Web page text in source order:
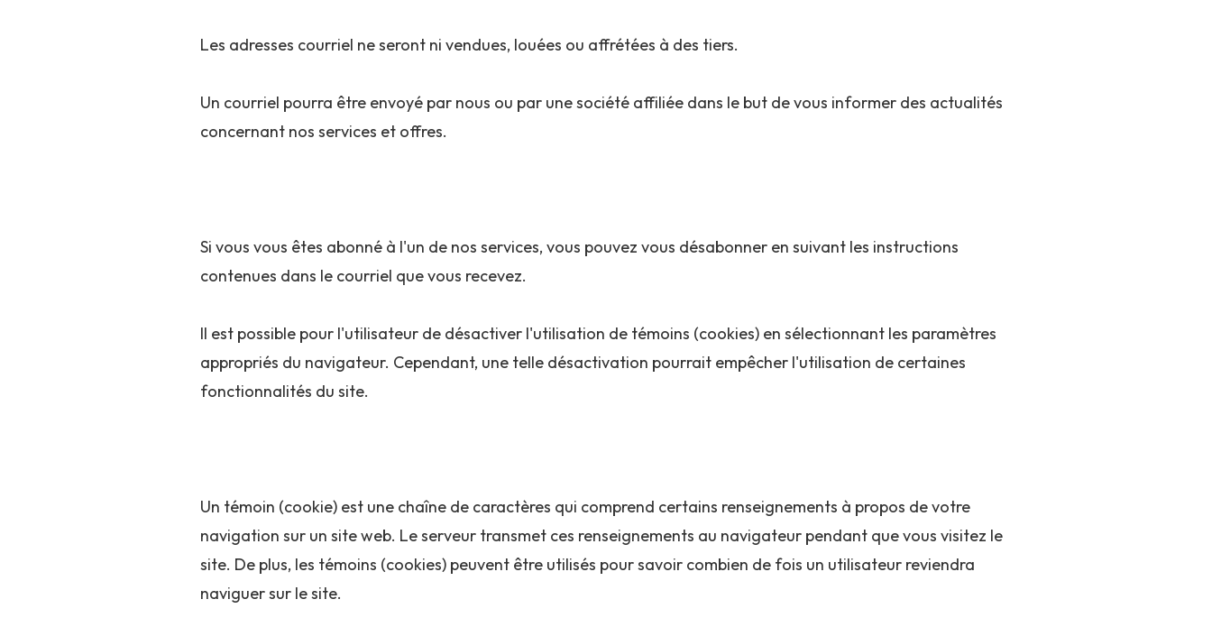
Les adresses courriel ne seront ni vendues, louées ou affrétées à des tiers.
Un courriel pourra être envoyé par nous ou par une société affiliée dans le but de vous informer des actualités
concernant nos services et offres.
Si vous vous êtes abonné à l'un de nos services, vous pouvez vous désabonner en suivant les instructions
contenues dans le courriel que vous recevez.
Il est possible pour l'utilisateur de désactiver l'utilisation de témoins (cookies) en sélectionnant les paramètres
appropriés du navigateur. Cependant, une telle désactivation pourrait empêcher l'utilisation de certaines
fonctionnalités du site.
Un témoin (cookie) est une chaîne de caractères qui comprend certains renseignements à propos de votre
navigation sur un site web. Le serveur transmet ces renseignements au navigateur pendant que vous visitez le
site. De plus, les témoins (cookies) peuvent être utilisés pour savoir combien de fois un utilisateur reviendra
naviguer sur le site.